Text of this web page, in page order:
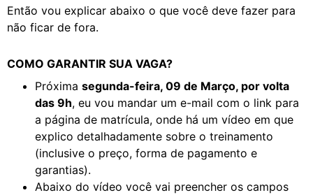
Então vou explicar abaixo o que você deve fazer para
não ficar de fora.
COMO GARANTIR SUA VAGA?
Próxima segunda-feira, 09 de Março, por volta
das 9h, eu vou mandar um e-mail com o link para
a página de matrícula, onde há um vídeo em que
explico detalhadamente sobre o treinamento
(inclusive o preço, forma de pagamento e
garantias).
Abaixo do vídeo você vai preencher os campos